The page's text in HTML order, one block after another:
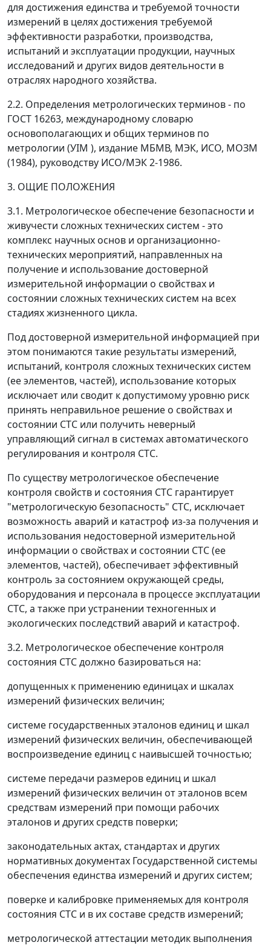
для достижения единства и требуемой точности
измерений в целях достижения требуемой
эффективности разработки, производства,
испытаний и эксплуатации продукции, научных
исследований и других видов деятельности в
отраслях народного хозяйства.
2.2. Определения метрологических терминов - по
ГОСТ 16263, международному словарю
основополагающих и общих терминов по
метрологии (УIМ ), издание МБМВ, МЭК, ИСО, МОЗМ
(1984), руководству ИСО/МЭК 2-1986.
3. ОЩИЕ ПОЛОЖЕНИЯ
3.1. Метрологическое обеспечение безопасности и
живучести сложных технических систем - это
комплекс научных основ и организационно-
технических мероприятий, направленных на
получение и использование достоверной
измерительной информации о свойствах и
состоянии сложных технических систем на всех
стадиях жизненного цикла.
Под достоверной измерительной информацией при
этом понимаются такие результаты измерений,
испытаний, контроля сложных технических систем
(ее элементов, частей), использование которых
исключает или сводит к допустимому уровню риск
принять неправильное решение о свойствах и
состоянии СТС или получить неверный
управляющий сигнал в системах автоматического
регулирования и контроля СТС.
По существу метрологическое обеспечение
контроля свойств и состояния СТС гарантирует
"метрологическую безопасность" СТС, исключает
возможность аварий и катастроф из-за получения и
использования недостоверной измерительной
информации о свойствах и состоянии СТС (ее
элементов, частей), обеспечивает эффективный
контроль за состоянием окружающей среды,
оборудования и персонала в процессе эксплуатации
СТС, а также при устранении техногенных и
экологических последствий аварий и катастроф.
3.2. Метрологическое обеспечение контроля
состояния СТС должно базироваться на:
допущенных к применению единицах и шкалах
измерений физических величин;
системе государственных эталонов единиц и шкал
измерений физических величин, обеспечивающей
воспроизведение единиц с наивысшей точностью;
системе передачи размеров единиц и шкал
измерений физических величин от эталонов всем
средствам измерений при помощи рабочих
эталонов и других средств поверки;
законодательных актах, стандартах и других
нормативных документах Государственной системы
обеспечения единства измерений и других систем;
поверке и калибровке применяемых для контроля
состояния СТС и в их составе средств измерений;
метрологической аттестации методик выполнения